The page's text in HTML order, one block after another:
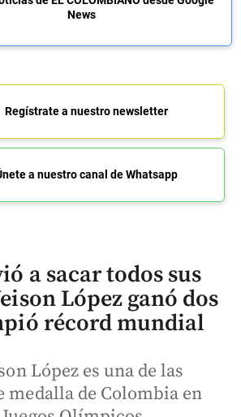
News
Regístrate a nuestro newsletter
a nuestro canal de Whatsapp
a sacar todos sus
López ganó dos
récord mundial
López es una de las
medalla de Colombia en